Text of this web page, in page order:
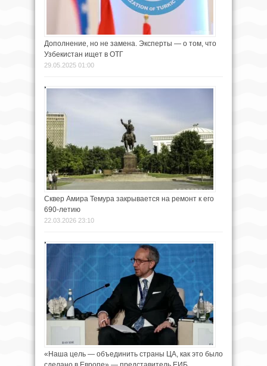
Дополнение, но не замена. Эксперты — о том, что
Узбекистан ищет в ОТГ
29.05.2025 01:00
Сквер Амира Темура закрывается на ремонт к его
690-летию
22.03.2026 23:10
«Наша цель — объединить страны ЦА, как это было